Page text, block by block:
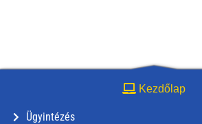
Kezdőlap
Ügyintézés